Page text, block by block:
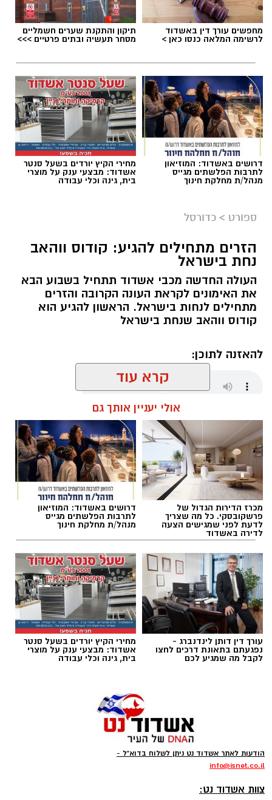
תגים:מכבי אשדוד, דן קציר
רוצה לעקוב אחרי הערוץ של הקבוצה "אשדוד נט"
ב-WhatsApp לחצו כאן
להורדת אפליקציה של אשדוד נט לחצו כאן
מחפשים עורך דין באשדוד
לרשימה המלאה כנסו כאן >
תיקון והתקנת שערים חשמליים
מסחר תעשיה ובתים פרטיים >>>
דרושים באשדוד: המוזיאון
לתרבות הפלשתים מגייס
מנהל/ת מחלקת חינוך
מחירי הקיץ יורדים בשעל סנטר
אשדוד: מבצעי ענק על מוצרי
בית, גינה וכלי עבודה
ספורט > כדורסל
הזרים מתחילים להגיע: קודוס ווהאב
נחת בישראל
העולה החדשה מכבי אשדוד תתחיל בשבוע הבא
את האימונים לקראת העונה הקרובה והזרים
מתחילים לנחות בישראל. הראשון להגיע הוא
קודוס ווהאב שנחת בישראל
להאזנה לתוכן:
שחר כחלון / 17:59 07.08.26
תגים:מכבי אשדוד, קודוס ווהאב
קודוס ווהאב (מכבי אשדוד)
ליגת העל בכדורסל תתחיל את הפעילות בחודש
ספטמבר במשחקי אימון וגביע ווינר, גם הקבוצות
יתחילו באימונים כבר בשבוע הבא, אחת מהן היא
קרא עוד
אולי יעניין אותך גם
מכרז הדירות הגדול של
פרשקובסקי. כל מה שצריך
לדעת לפני שמגישים הצעה
לדירה באשדוד
דרושים באשדוד: המוזיאון
לתרבות הפלשתים מגייס
מנהל/ת מחלקת חינוך
עורך דין דותן לינדנברג -
נפגעתם בתאונת דרכים לחצו
לקבל מה שמגיע לכם
מחירי הקיץ יורדים בשעל סנטר
אשדוד: מבצעי ענק על מוצרי
בית, גינה וכלי עבודה
הודעות לאתר אשדוד נט ניתן לשלוח בדוא"ל -
info@isnet.co.il
צוות אשדוד נט: